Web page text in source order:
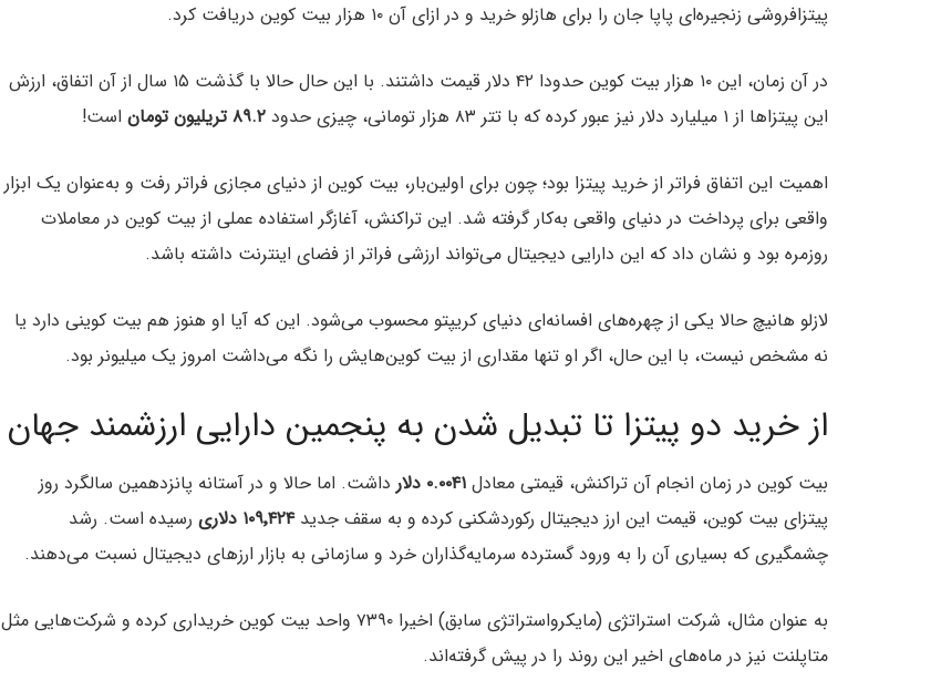
پیتزافروشی زنجیره‌ای پاپا جان را برای هازلو خرید و در ازای آن ۱۰ هزار بیت کوین دریافت کرد.
در آن زمان، این ۱۰ هزار بیت کوین حدودا ۴۲ دلار قیمت داشتند. با این حال حالا با گذشت ۱۵ سال از آن اتفاق، ارزش
این پیتزاها از ۱ میلیارد دلار نیز عبور کرده که با تتر ۸۳ هزار تومانی، چیزی حدود
۸۹.۲ تریلیون تومان است!
اهمیت این اتفاق فراتر از خرید پیتزا بود؛ چون برای اولین‌بار، بیت کوین از دنیای مجازی فراتر رفت و به‌عنوان یک ابزار
واقعی برای پرداخت در دنیای واقعی به‌کار گرفته شد. این تراکنش، آغازگر استفاده عملی از بیت کوین در معاملات
روزمره بود و نشان داد که این دارایی دیجیتال می‌تواند ارزشی فراتر از فضای اینترنت داشته باشد.
لازلو هانیچ حالا یکی از چهره‌های افسانه‌ای دنیای کریپتو محسوب می‌شود. این که آیا او هنوز هم بیت کوینی دارد یا
نه مشخص نیست، با این حال، اگر او تنها مقداری از بیت کوین‌هایش را نگه می‌داشت امروز یک میلیونر بود.
از خرید دو پیتزا تا تبدیل شدن به پنجمین دارایی ارزشمند جهان
بیت کوین در زمان انجام آن تراکنش، قیمتی معادل
داشت. اما حالا و در آستانه پانزدهمین سالگرد روز
پیتزای بیت کوین، قیمت این ارز دیجیتال رکوردشکنی کرده و به سقف جدید۱۰۹٬۴۲۴ دلاری
رسیده است. رشد
چشمگیری که بسیاری آن را به ورود گسترده سرمایه‌گذاران خرد و سازمانی به بازار ارزهای دیجیتال نسبت می‌دهند.
به عنوان مثال، شرکت استراتژی (مایکرواستراتژی سابق) اخیرا ۷۳۹۰ واحد بیت کوین خریداری کرده و شرکت‌هایی مثل
متاپلنت نیز در ماه‌های اخیر این روند را در پیش گرفته‌اند.